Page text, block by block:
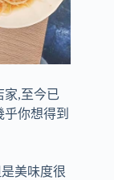
家,至今已
你想得到
美味度很